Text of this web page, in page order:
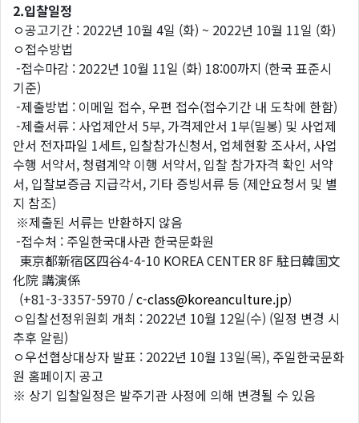
2.입찰일정
ㅇ공고기간 : 2022년 10월 4일 (화) ~ 2022년 10월 11일 (화)
ㅇ접수방법
-접수마감 : 2022년 10월 11일 (화) 18:00까지 (한국 표준시
기준)
-제출방법 : 이메일 접수, 우편 접수(접수기간 내 도착에 한함)
-제출서류 : 사업제안서 5부, 가격제안서 1부(밀봉) 및 사업제
안서 전자파일 1세트, 입찰참가신청서, 업체현황 조사서, 사업
수행 서약서, 청렴계약 이행 서약서, 입찰 참가자격 확인 서약
서, 입찰보증금 지급각서, 기타 증빙서류 등 (제안요청서 및 별
지 참조)
※제출된 서류는 반환하지 않음
-접수처 : 주일한국대사관 한국문화원
東京都新宿区四谷4-4-10 KOREA CENTER 8F 駐日韓国文
化院 講演係
(+81-3-3357-5970 /c-class@koreanculture.jp)
ㅇ입찰선정위원회 개최 : 2022년 10월 12일(수) (일정 변경 시
추후 알림)
ㅇ우선협상대상자 발표 : 2022년 10월 13일(목), 주일한국문화
원 홈페이지 공고
※ 상기 입찰일정은 발주기관 사정에 의해 변경될 수 있음